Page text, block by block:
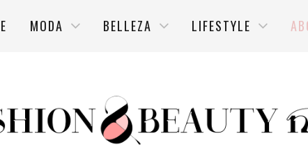
MODA BELLEZA LIFESTYLE